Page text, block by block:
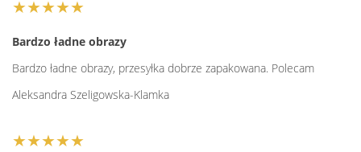
★★★★★
Bardzo ładne obrazy
Bardzo ładne obrazy, przesyłka dobrze zapakowana. Polecam
Aleksandra Szeligowska-Klamka
★★★★★